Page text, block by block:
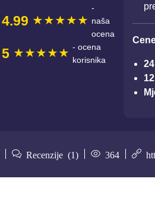
4.99
-
naša
ocena
5
- ocena
korisnika
Recenzije (1) 364